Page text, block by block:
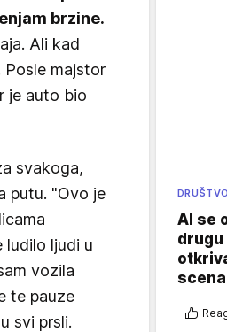
brzine.
Ali kad
Posle majstor
je auto bio
svakoga,
putu. "Ovo je
ludilo ljudi u
vozila
te pauze
svi prsli.
DRUŠTVO
AI se